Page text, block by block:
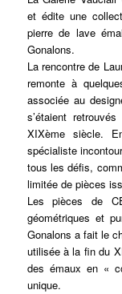
et édite une
pierre de lave
Gonalons.
La rencontre de
remonte à
associée au
s’étaient
XIXème siècle.
spécialiste
tous les défis,
limitée de pièces
Les pièces de
géométriques et
Gonalons a fait le
utilisée à la fin du
des émaux en «
unique.